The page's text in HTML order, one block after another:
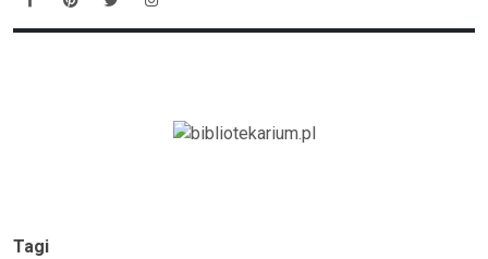
Tagi